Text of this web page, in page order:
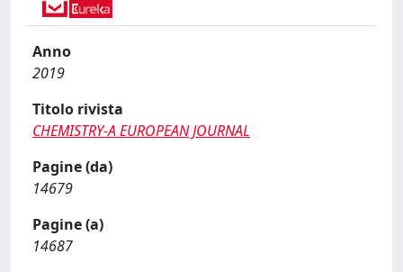
Anno
2019
Titolo rivista
CHEMISTRY-A EUROPEAN JOURNAL
Pagine (da)
14679
Pagine (a)
14687